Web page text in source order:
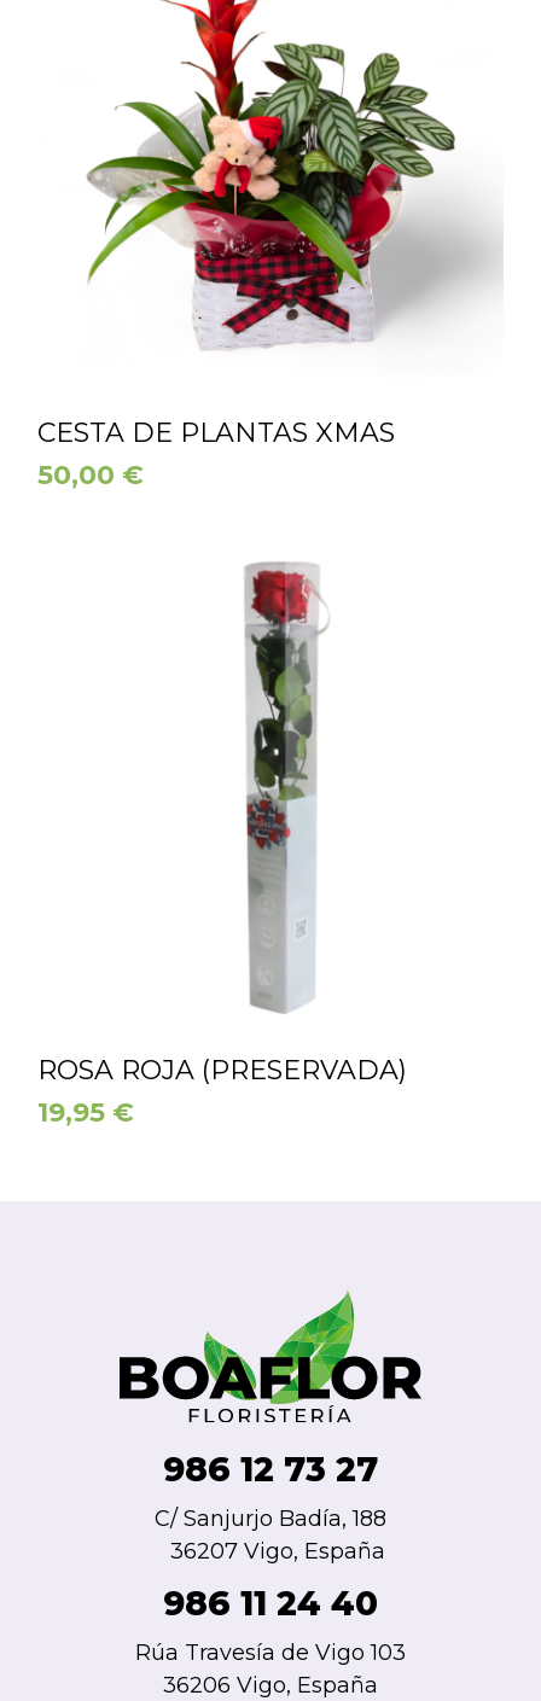
CESTA DE PLANTAS XMAS
50,00 €
ROSA ROJA (PRESERVADA)
19,95 €
986 12 73 27
C/ Sanjurjo Badía, 188
36207 Vigo, España
986 11 24 40
Rúa Travesía de Vigo 103
36206 Vigo, España